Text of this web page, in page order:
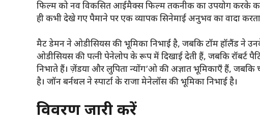
फिल्म को नव विकसित आईमैक्स फिल्म तकनीक का उपयोग करके कई
ही कभी देखे गए पैमाने पर एक व्यापक सिनेमाई अनुभव का वादा
मैट डेमन ने ओडीसियस की भूमिका निभाई है, जबकि टॉम हॉलैंड ने
ओडीसियस की पत्नी पेनेलोप के रूप में दिखाई देती हैं, जबकि रॉबर्ट
निभाते हैं। ज़ेंडया और लुपिता न्योंग’ओ की अज्ञात भूमिकाएँ हैं, जबकि
है। जॉन बर्नथल ने स्पार्टा के राजा मेनेलॉस की भूमिका निभाई है।
विवरण जारी करें